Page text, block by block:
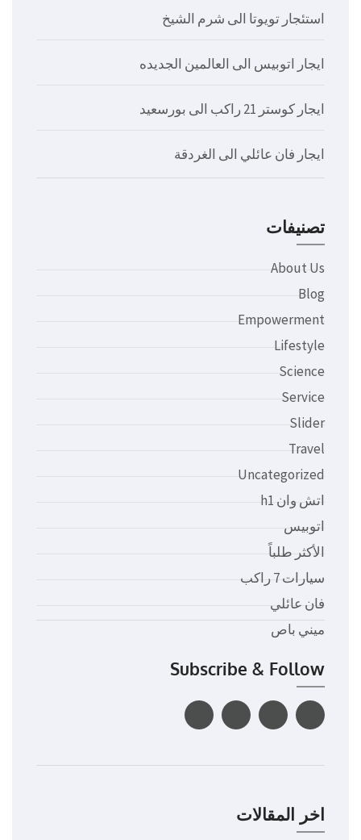
استئجار تويوتا الى شرم الشيخ
ايجار اتوبيس الى العالمين الجديده
ايجار كوستر 21 راكب الى بورسعيد
ايجار فان عائلي الى الغردقة
تصنيفات
About Us
Blog
Empowerment
Lifestyle
Science
Service
Slider
Travel
Uncategorized
اتش وان h1
اتوبيس
الأكثر طلباً
سيارات 7 راكب
فان عائلي
ميني باص
Subscribe & Follow
اخر المقالات